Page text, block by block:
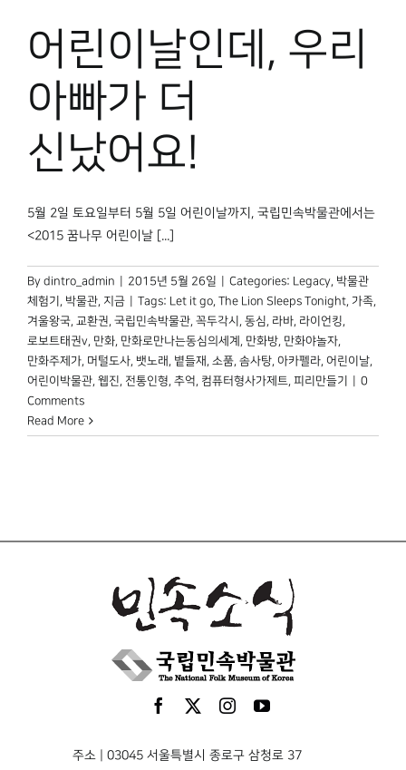
어린이날인데, 우리
아빠가 더
신났어요!
5월 2일 토요일부터 5월 5일 어린이날까지, 국립민속박물관에서는
<2015 꿈나무 어린이날 [...]
By dintro_admin 2015년 5월 26일 Categories: Legacy, 박물관
체험기 , 박물관, 지금 Tags: Let it go, The Lion Sleeps Tonight, 가족,
겨울왕국, 교환권, 국립민속박물관, 꼭두각시 , 동심, 라바, 라이언킹,
로보트태권v, 만화, 만화로만나는동심의세계 , 만화방, 만화야놀자,
만화주제가, 머털도사, 뱃노래 , 볕들재 , 소품, 솜사탕, 아카펠라, 어린이날,
어린이박물관, 웹진, 전통인형, 추억, 컴퓨터형사가제트, 피리만들기
0
Comments
Read More
주소 | 03045 서울특별시 종로구 삼청로 37